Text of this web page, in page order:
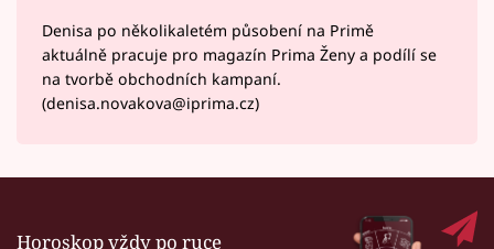
Denisa po několikaletém působení na Primě
aktuálně pracuje pro magazín Prima Ženy a podílí se
na tvorbě obchodních kampaní.
(denisa.novakova@iprima.cz)
Horoskop vždy po ruce